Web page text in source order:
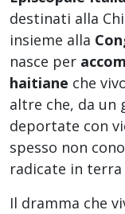
destinati alla
insieme alla
nasce per
haitiane che
altre che, da un
deportate con
spesso non
radicate in terra
Il dramma che